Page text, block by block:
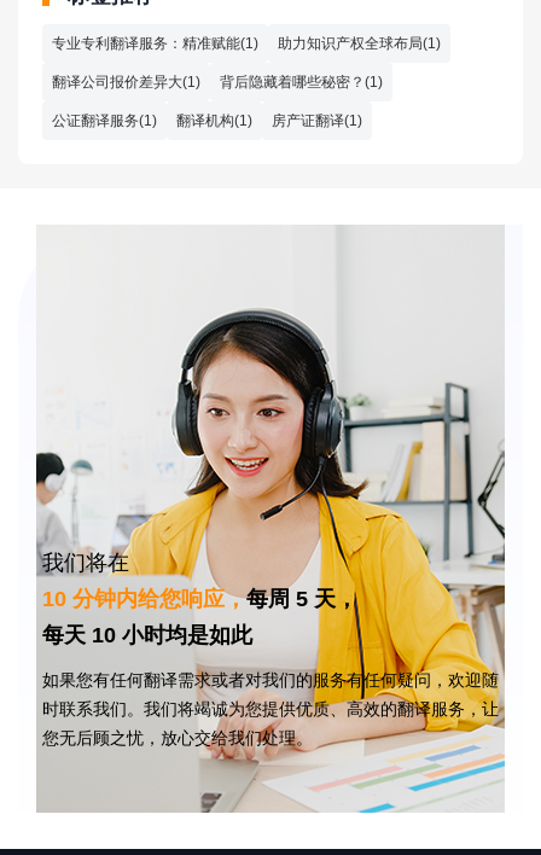
专业专利翻译服务：精准赋能(1) 助力知识产权全球布局(1)
翻译公司报价差异大(1) 背后隐藏着哪些秘密？(1)
公证翻译服务(1) 翻译机构(1) 房产证翻译(1)
我们将在
10 分钟内给您响应，每周 5 天，
每天 10 小时均是如此
如果您有任何翻译需求或者对我们的服务有任何疑问，欢迎随
时联系我们。我们将竭诚为您提供优质、高效的翻译服务，让
您无后顾之忧，放心交给我们处理。